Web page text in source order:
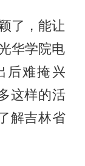
了，能让
华学院电
后难掩兴
这样的活
解吉林省